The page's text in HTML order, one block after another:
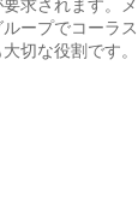
要求されます。
ループでコーラ
大切な役割です。